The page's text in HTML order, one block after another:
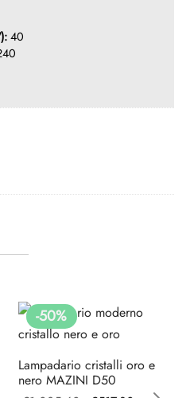
40
-50%
Lampadario cristalli oro e
nero MAZINI D50